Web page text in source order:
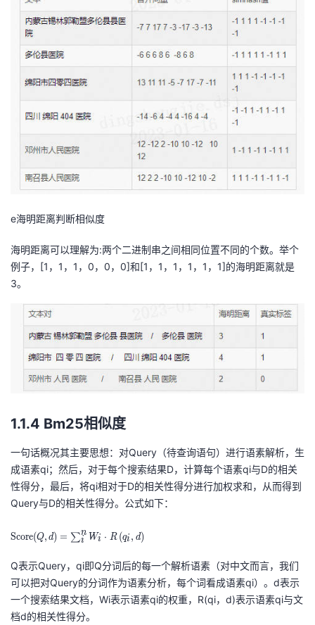
e海明距离判断相似度
海明距离可以理解为:两个二进制串之间相同位置不同的个数。举个
例子，[1，1，1，0，0，0]和[1，1，1，1，1，1]的海明距离就是
3。
1.1.4 Bm25相似度
一句话概况其主要思想：对Query（待查询语句）进行语素解析，生
成语素qi；然后，对于每个搜索结果D，计算每个语素qi与D的相关
性得分，最后，将qi相对于D的相关性得分进行加权求和，从而得到
Query与D的相关性得分。公式如下：
\o
ra
to
rn
a
Score(Q, d) = ∑i
n
Wi ⋅ R (qi , d)
Q表示Query，qi即Q分词后的每一个解析语素（对中文而言，我们
可以把对Query的分词作为语素分析，每个词看成语素qi）。d表示
一个搜索结果文档，Wi表示语素qi的权重，R(qi，d)表示语素qi与文
档d的相关性得分。